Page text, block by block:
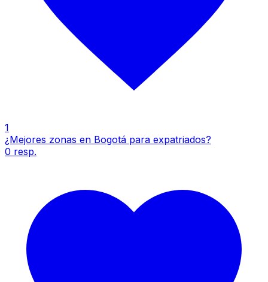
1
¿Mejores zonas en Bogotá para expatriados?
0 resp.